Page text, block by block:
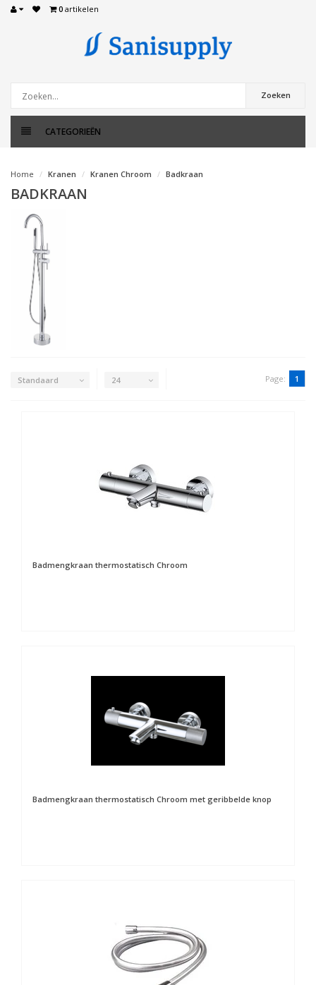
0 artikelen
Zoeken
CATEGORIEËN
Home Kranen Kranen Chroom Badkraan
BADKRAAN
Standaard 24 Page: 1
Badmengkraan thermostatisch Chroom
Badmengkraan thermostatisch Chroom met geribbelde knop